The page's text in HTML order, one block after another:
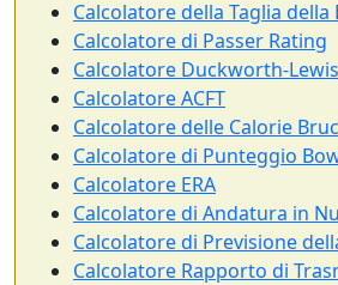
Calcolatore della Taglia della
Calcolatore di Passer Rating
Calcolatore Duckworth-Lewis
Calcolatore ACFT
Calcolatore delle Calorie
Calcolatore di Punteggio
Calcolatore ERA
Calcolatore di Andatura in
Calcolatore di Previsione
Calcolatore Rapporto di